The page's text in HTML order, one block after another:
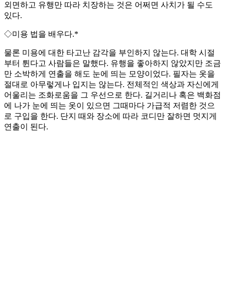
외면하고 유행만 따라 치장하는 것은 어쩌면 사치가 될 수도
있다.
◇미용 법을 배우다.*
물론 미용에 대한 타고난 감각을 부인하지 않는다. 대학 시절
부터 튄다고 사람들은 말했다. 유행을 좋아하지 않았지만 조금
만 소박하게 연출을 해도 눈에 띄는 모양이었다. 필자는 옷을
절대로 아무렇게나 입지는 않는다. 전체적인 색상과 자신에게
어울리는 조화로움을 그 우선으로 한다. 길거리나 혹은 백화점
에 나가 눈에 띄는 옷이 있으면 그때마다 가급적 저렴한 것으
로 구입을 한다. 단지 때와 장소에 따라 코디만 잘하면 멋지게
연출이 된다.